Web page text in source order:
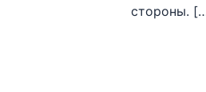
стороны.